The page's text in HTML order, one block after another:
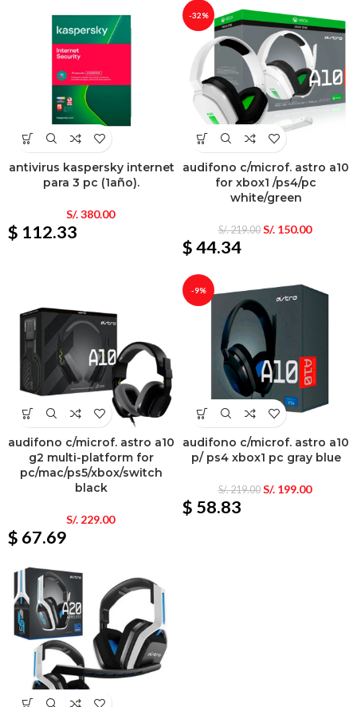
antivirus kaspersky internet
para 3 pc (1año).
S/.380.00
$ 112.33
-32%
audifono c/microf. astro a10
for xbox1 /ps4/pc
white/green
S/.219.00 S/.150.00
$ 44.34
audifono c/microf. astro a10
g2 multi-platform for
pc/mac/ps5/xbox/switch
black
S/.229.00
$ 67.69
-9%
audifono c/microf. astro a10
p/ ps4 xbox1 pc gray blue
S/.219.00 S/.199.00
$ 58.83